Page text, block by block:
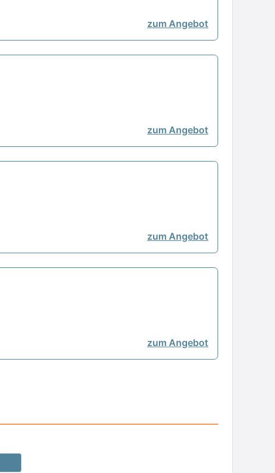
zum Angebot
zum Angebot
zum Angebot
zum Angebot